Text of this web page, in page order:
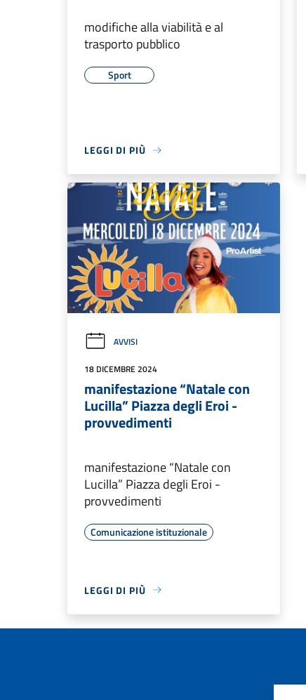
modifiche alla viabilità e al
trasporto pubblico
Sport
LEGGI DI PIÙ
AVVISI
18 DICEMBRE 2024
manifestazione “Natale con
Lucilla” Piazza degli Eroi -
provvedimenti
manifestazione “Natale con
Lucilla” Piazza degli Eroi -
provvedimenti
Comunicazione istituzionale
LEGGI DI PIÙ